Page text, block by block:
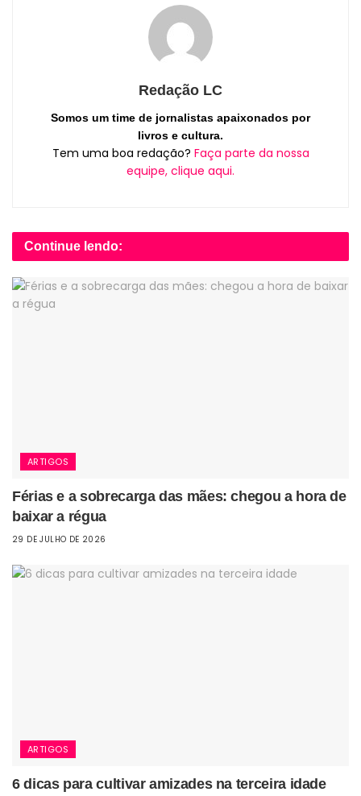
Redação LC
Somos um time de jornalistas apaixonados por
livros e cultura.
Tem uma boa redação? Faça parte da nossa
equipe, clique aqui.
Continue lendo:
ARTIGOS
Férias e a sobrecarga das mães: chegou a hora de
baixar a régua
29 DE JULHO DE 2026
ARTIGOS
6 dicas para cultivar amizades na terceira idade